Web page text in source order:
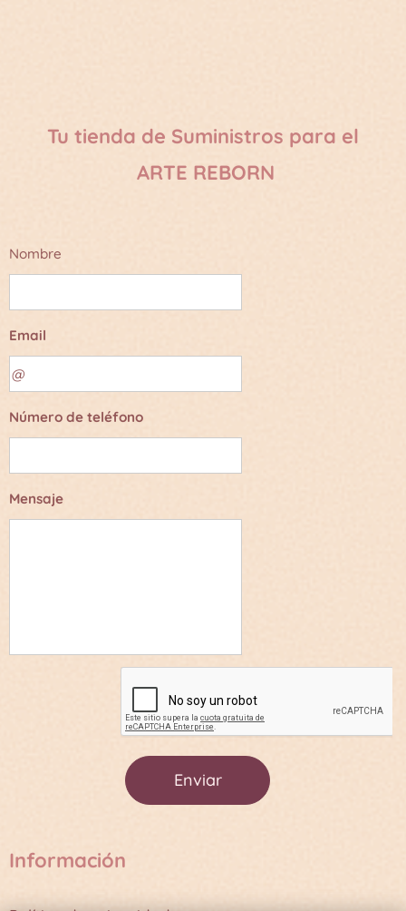
Tu tienda de Suministros para el
ARTE REBORN
Nombre
Email
Número de teléfono
Mensaje
Enviar
Información